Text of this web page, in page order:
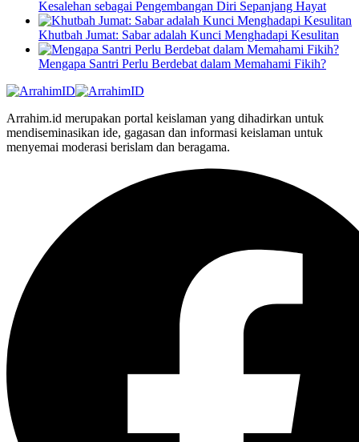
Kesalehan sebagai Pengembangan Diri Sepanjang Hayat
Khutbah Jumat: Sabar adalah Kunci Menghadapi Kesulitan
Mengapa Santri Perlu Berdebat dalam Memahami Fikih?
Arrahim.id merupakan portal keislaman yang dihadirkan untuk
mendiseminasikan ide, gagasan dan informasi keislaman untuk
menyemai moderasi berislam dan beragama.